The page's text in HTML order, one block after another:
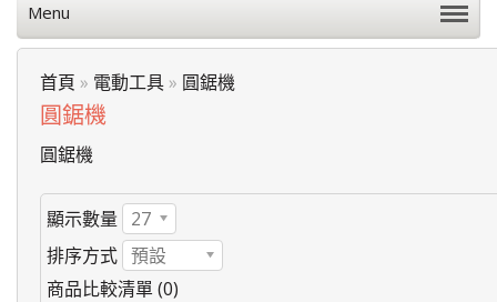
Menu
首頁 » 電動工具 » 圓鋸機
圓鋸機
圓鋸機
顯示數量
27
排序方式 預設
商品比較清單 (0)